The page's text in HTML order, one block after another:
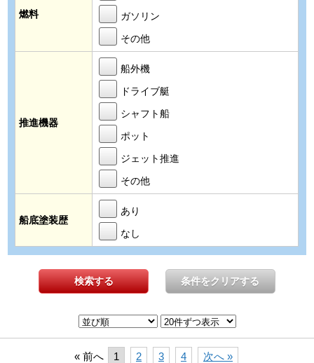
燃料
ガソリン
その他
推進機器
船外機
ドライブ艇
シャフト船
ポット
ジェット推進
その他
船底塗装歴
あり
なし
検索する 条件をクリアする
« 前へ 1 2 3 4 次へ »